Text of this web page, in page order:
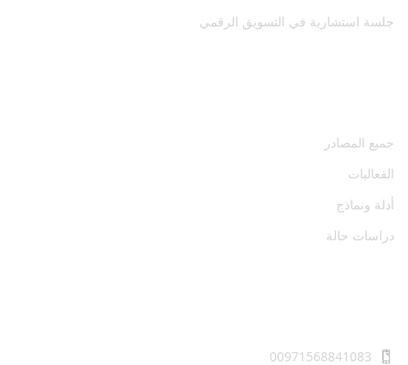
جلسة استشارية في التسويق الرقمي
جميع المصادر
الفعاليات
أدلة ونماذج
دراسات حالة
00971568841083